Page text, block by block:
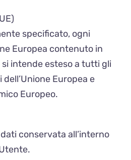
specificato, ogni
Europea contenuto in
intende esteso a tutti gli
Europea e
Europeo.
conservata all’interno